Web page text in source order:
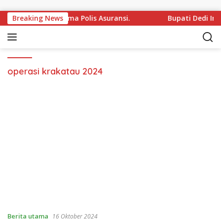
Breaking News
Kependidikan Terima Polis Asuransi. Bupati Dedi
operasi krakatau 2024
Berita utama 16 Oktober 2024